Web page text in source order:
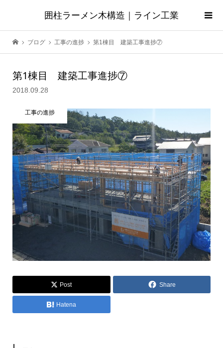
囲柱ラーメン木構造｜ライン工業
ブログ 工事の進捗 第1棟目 建築工事進捗⑦
第1棟目 建築工事進捗⑦
2018.09.28
工事の進捗
Post Share
Hatena